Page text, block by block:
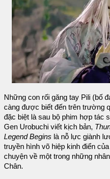
Những con rối găng tay Pili (bố
càng được biết đến trên trường
đặc biệt là sau bộ phim hợp tác
Gen Urobuchi viết kịch bản,
Legend Begins là nỗ lực giành
truyền hình võ hiệp kinh điển
chuyện về một trong những
Chân.